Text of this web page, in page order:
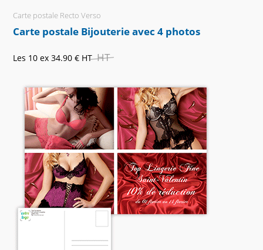
Carte postale Recto Verso
Carte postale Bijouterie avec 4 photos
Les 10 ex 34.90 € HT HT